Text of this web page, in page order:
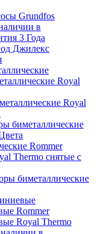
Grundfos
в
3 Года
Джилекс
Royal
Royal
биметаллические
Rommer
Thermo снятые с
биметаллические
Rommer
Royal Thermo